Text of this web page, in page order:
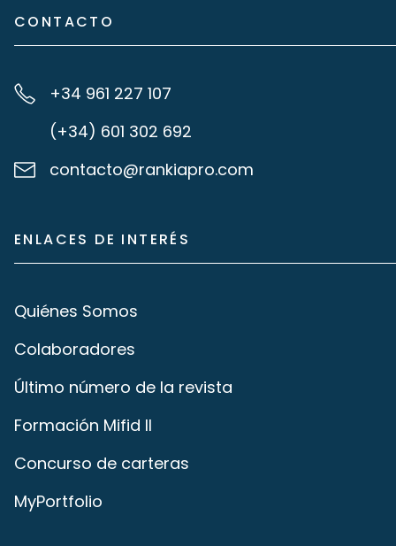
CONTACTO
+34 961 227 107
(+34) 601 302 692
contacto@rankiapro.com
ENLACES DE INTERÉS
Quiénes Somos
Colaboradores
Último número de la revista
Formación Mifid II
Concurso de carteras
MyPortfolio